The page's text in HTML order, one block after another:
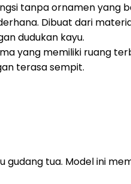
tanpa ornamen yang
Dibuat dari
dudukan kayu.
yang memiliki ruang
terasa sempit.
gudang tua. Model ini